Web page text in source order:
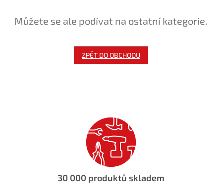
Můžete se ale podívat na ostatní kategorie.
ZPĚT DO OBCHODU
30 000 produktů skladem